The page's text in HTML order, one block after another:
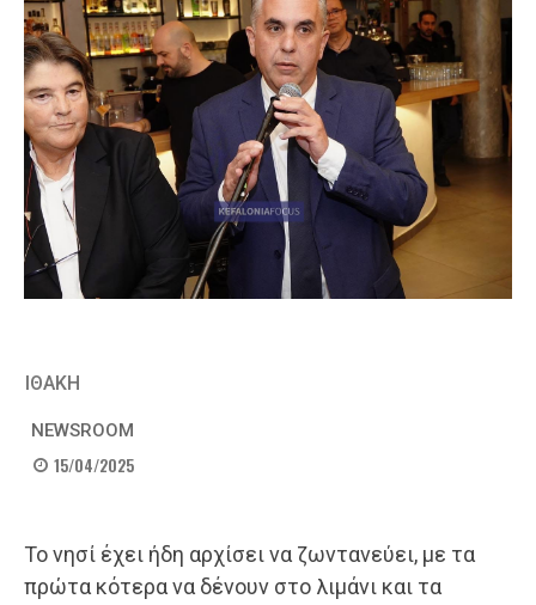
ΙΘΑΚΗ
NEWSROOM
15/04/2025
Το νησί έχει ήδη αρχίσει να ζωντανεύει, με τα
πρώτα κότερα να δένουν στο λιμάνι και τα